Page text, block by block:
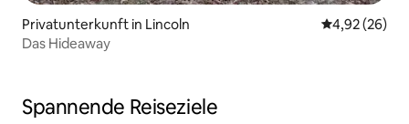
Privatunterkunft in Lincoln
4,92 (26)
Das Hideaway
Spannende Reiseziele